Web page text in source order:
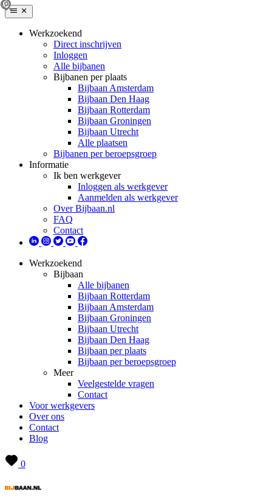
Werkzoekend
Direct inschrijven
Inloggen
Alle bijbanen
Bijbanen per plaats
Bijbaan Amsterdam
Bijbaan Den Haag
Bijbaan Rotterdam
Bijbaan Groningen
Bijbaan Utrecht
Alle plaatsen
Bijbanen per beroepsgroep
Informatie
Ik ben werkgever
Inloggen als werkgever
Aanmelden als werkgever
Over Bijbaan.nl
FAQ
Contact
Werkzoekend
Bijbaan
Alle bijbanen
Bijbaan Rotterdam
Bijbaan Amsterdam
Bijbaan Groningen
Bijbaan Utrecht
Bijbaan Den Haag
Bijbaan per plaats
Bijbaan per beroepsgroep
Meer
Veelgestelde vragen
Contact
Voor werkgevers
Over ons
Contact
Blog
0